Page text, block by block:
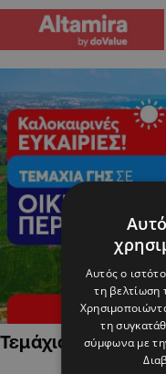
Τεμάχια Γης σε
Αυτός ο
τη βελτίωση
τη
σύμφωνα με